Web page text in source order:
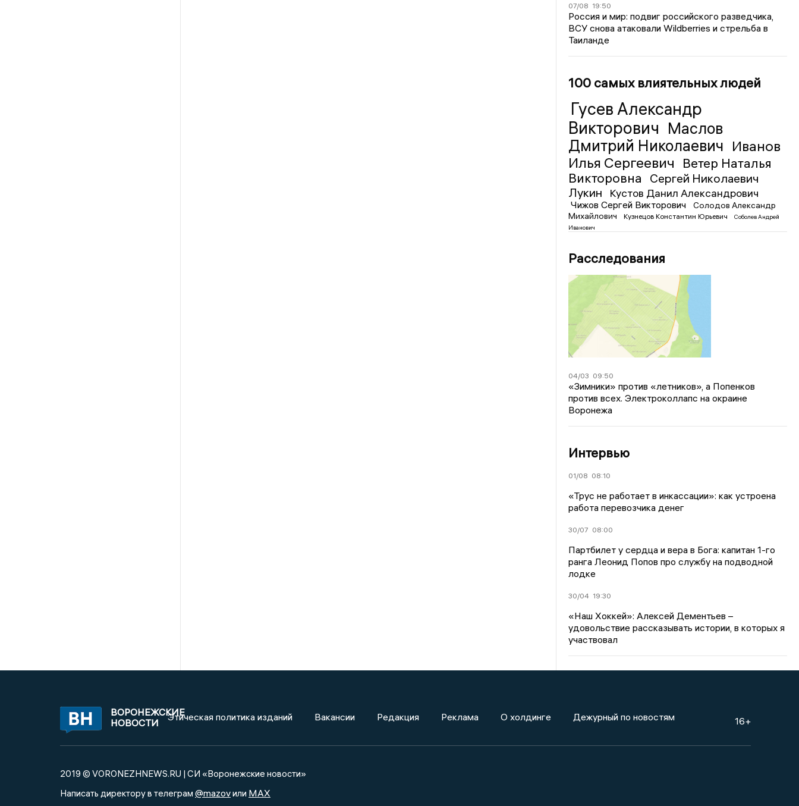
07/08 19:50
Россия и мир: подвиг российского разведчика,
ВСУ снова атаковали Wildberries и стрельба в
Таиланде
100 самых влиятельных людей
Гусев Александр
Викторович Маслов
Дмитрий Николаевич Иванов
Илья Сергеевич
Ветер Наталья
Викторовна
Сергей Николаевич
Лукин
Кустов Данил Александрович
Чижов Сергей Викторович
Солодов Александр
Михайлович
Кузнецов Константин Юрьевич
Соболев Андрей
Иванович
Расследования
04/03 09:50
«Зимники» против «летников», а Попенков
против всех. Электроколлапс на окраине
Воронежа
Интервью
01/08 08:10
«Трус не работает в инкассации»: как устроена
работа перевозчика денег
30/07 08:00
Партбилет у сердца и вера в Бога: капитан 1-го
ранга Леонид Попов про службу на подводной
лодке
30/04 19:30
«Наш Хоккей»: Алексей Дементьев –
удовольствие рассказывать истории, в которых я
участвовал
ВОРОНЕЖСКИЕ
НОВОСТИ
Этическая политика изданий Вакансии Редакция Реклама О холдинге Дежурный по новостям 16+
2019 © VORONEZHNEWS.RU | СИ «Воронежские новости»
Написать директору в телеграм @mazovили MAX